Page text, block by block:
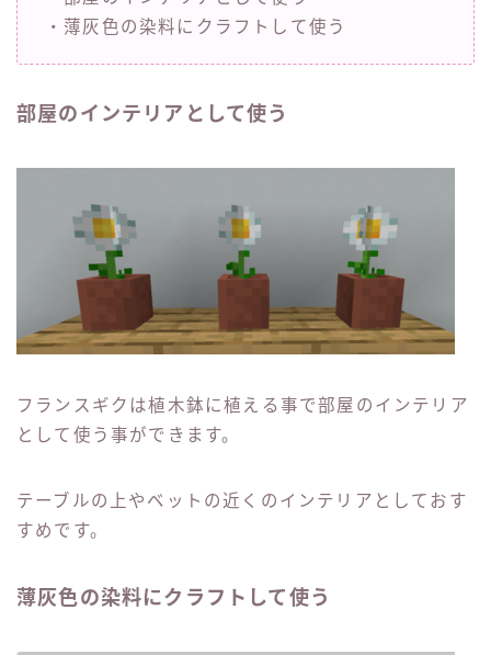
・薄灰色の染料にクラフトして使う
部屋のインテリアとして使う
フランスギクは植木鉢に植える事で部屋のインテリア
として使う事ができます。
テーブルの上やベットの近くのインテリアとしておす
すめです。
薄灰色の染料にクラフトして使う